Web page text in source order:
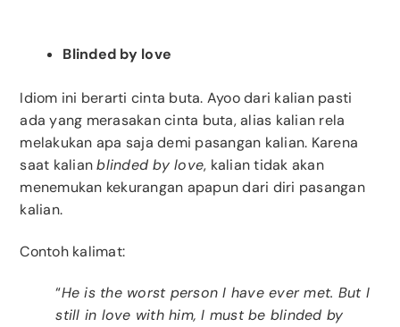
Blinded by love
Idiom ini berarti cinta buta. Ayoo dari kalian pasti
ada yang merasakan cinta buta, alias kalian rela
melakukan apa saja demi pasangan kalian. Karena
saat kalianblinded by love, kalian tidak akan
menemukan kekurangan apapun dari diri pasangan
kalian.
Contoh kalimat:
“He is the worst person I have ever met. But I
still in love with him, I must be blinded by